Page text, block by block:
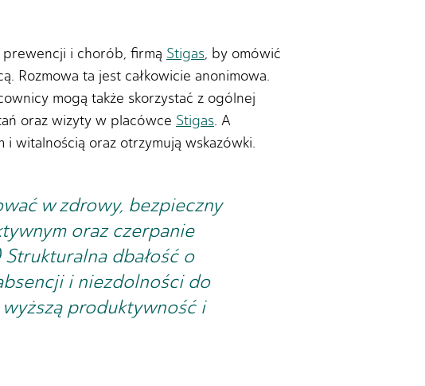
prewencji i chorób, firmą Stigas, by omówić
Rozmowa ta jest całkowicie anonimowa.
mogą także skorzystać z ogólnej
oraz wizyty w placówce Stigas. A
witalnością oraz otrzymują wskazówki.
w zdrowy, bezpieczny
oraz czerpanie
dbałość o
i niezdolności do
produktywność i